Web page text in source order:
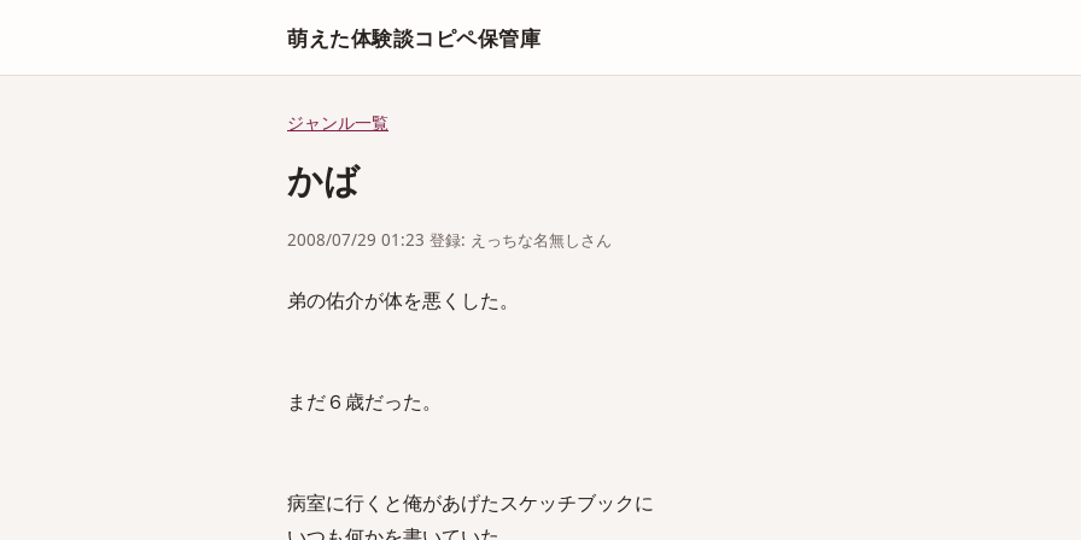
萌えた体験談コピペ保管庫
ジャンル一覧
かば
2008/07/29 01:23 登録: えっちな名無しさん
弟の佑介が体を悪くした。
まだ６歳だった。
病室に行くと俺があげたスケッチブックに